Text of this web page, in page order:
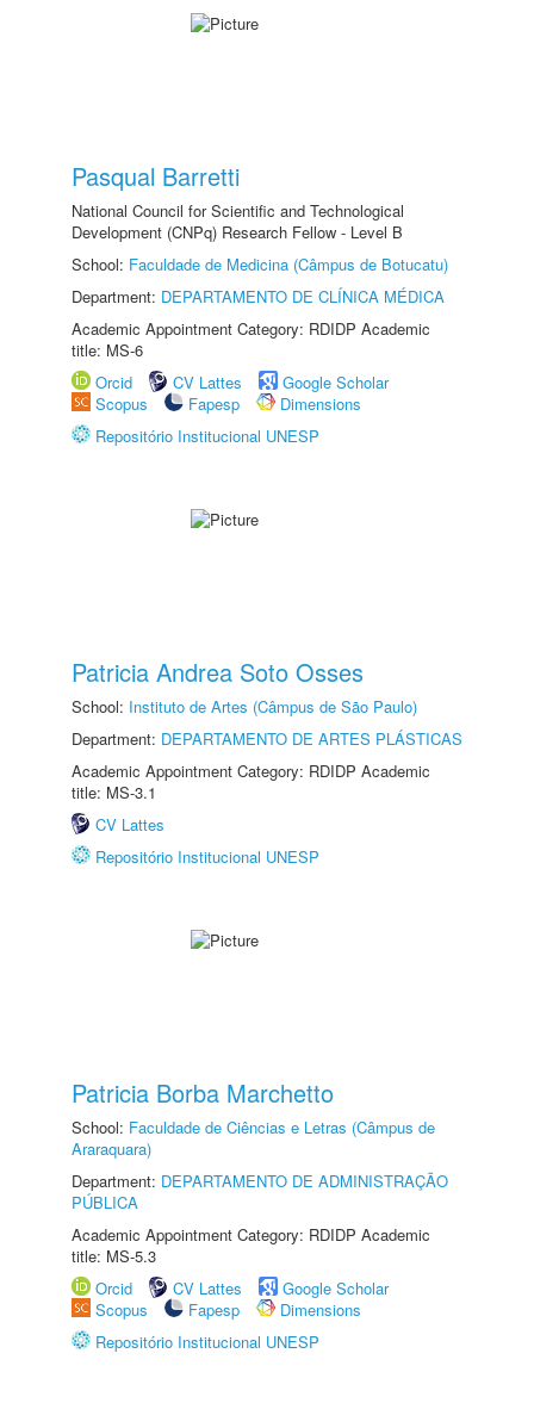
Pasqual Barretti
National Council for Scientific and Technological
Development (CNPq) Research Fellow - Level B
School: Faculdade de Medicina (Câmpus de Botucatu)
Department: DEPARTAMENTO DE CLÍNICA MÉDICA
Academic Appointment Category: RDIDP Academic
title: MS-6
Orcid
CV Lattes
Google Scholar
Scopus
Fapesp
Dimensions
Repositório Institucional UNESP
Patricia Andrea Soto Osses
School: Instituto de Artes (Câmpus de São Paulo)
Department: DEPARTAMENTO DE ARTES PLÁSTICAS
Academic Appointment Category: RDIDP Academic
title: MS-3.1
CV Lattes
Repositório Institucional UNESP
Patricia Borba Marchetto
School: Faculdade de Ciências e Letras (Câmpus de
Araraquara)
Department: DEPARTAMENTO DE ADMINISTRAÇÃO
PÚBLICA
Academic Appointment Category: RDIDP Academic
title: MS-5.3
Orcid
CV Lattes
Google Scholar
Scopus
Fapesp
Dimensions
Repositório Institucional UNESP